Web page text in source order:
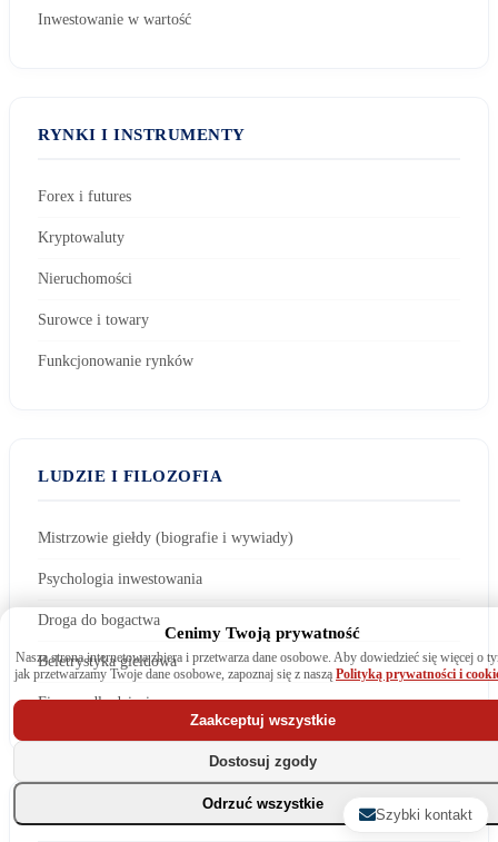
Inwestowanie w wartość
RYNKI I INSTRUMENTY
Forex i futures
Kryptowaluty
Nieruchomości
Surowce i towary
Funkcjonowanie rynków
LUDZIE I FILOZOFIA
Mistrzowie giełdy (biografie i wywiady)
Psychologia inwestowania
Droga do bogactwa
Beletrystyka giełdowa
Finanse dla dzieci
Cenimy Twoją prywatność
Nasza strona internetowa zbiera i przetwarza dane osobowe. Aby dowiedzieć się więcej o
jak przetwarzamy Twoje dane osobowe, zapoznaj się z naszą Polityką prywatności i
Dostosuj zgody
Zaakceptuj wszystkie
Odrzuć wszystkie
Szybki kontakt
E-mail:
Wyrażam zgodę na przetwarzanie danych. Zapoznaj się z naszą
polityką prywatności.